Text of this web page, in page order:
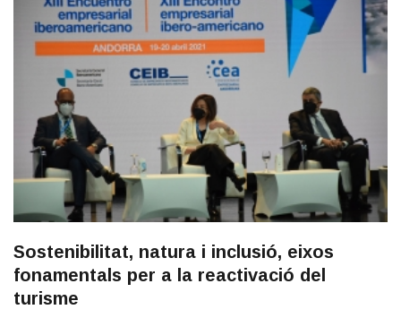
Sostenibilitat, natura i inclusió, eixos
fonamentals per a la reactivació del
turisme